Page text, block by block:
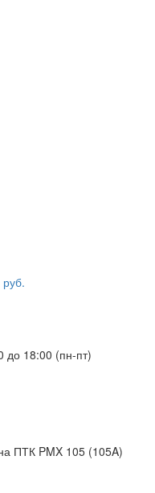
руб.
до 18:00 (пн-пт)
ПТК PMX 105 (105A)